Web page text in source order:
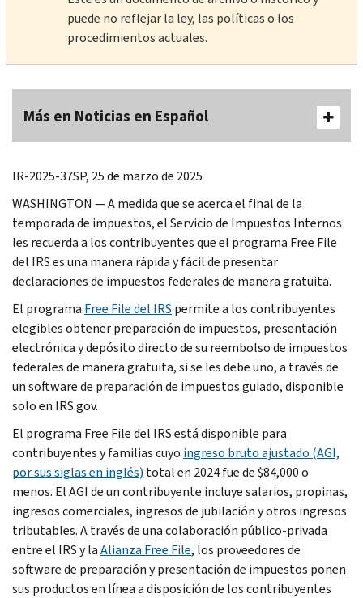
puede no reflejar la ley, las políticas o los
procedimientos actuales.
Más en Noticias en Español
IR-2025-37SP, 25 de marzo de 2025
WASHINGTON — A medida que se acerca el final de la
temporada de impuestos, el Servicio de Impuestos Internos
les recuerda a los contribuyentes que el programa Free File
del IRS es una manera rápida y fácil de presentar
declaraciones de impuestos federales de manera gratuita.
El programa Free Filedel IRS permite a los contribuyentes
elegibles obtener preparación de impuestos, presentación
electrónica y depósito directo de su reembolso de impuestos
federales de manera gratuita, si se les debe uno, a través de
un software de preparación de impuestos guiado, disponible
solo en IRS.gov.
El programa Free Filedel IRS está disponible para
contribuyentes y familias cuyo ingreso bruto ajustado (AGI,
por sus siglas en inglés) total en 2024 fue de $84,000 o
menos. El AGI de un contribuyente incluye salarios, propinas,
ingresos comerciales, ingresos de jubilación y otros ingresos
tributables. A través de una colaboración público-privada
entre el IRS y laAlianza Free File, los proveedores de
software de preparación y presentación de impuestos ponen
sus productos en línea a disposición de los contribuyentes